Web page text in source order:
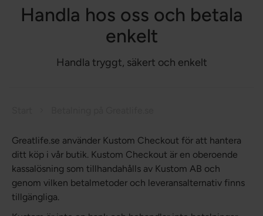
Handla hos oss och betala
enkelt
Handla tryggt, säkert och enkelt
Greatlife.se använder Kustom Checkout för att hantera
ditt köp i vår butik. Kustom Checkout är en oberoende
kassalösning som tillhandahålls av Kustom AB och
genom vilken betalmetoder och leveransalternativ finns
tillgängliga.